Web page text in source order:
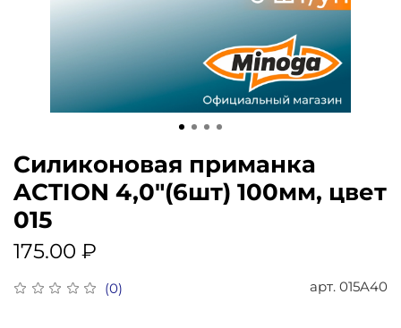
(0) арт. 015A40
Силиконовая приманка
ACTION 4,0"(6шт) 100мм, цвет
015
175.00 ₽